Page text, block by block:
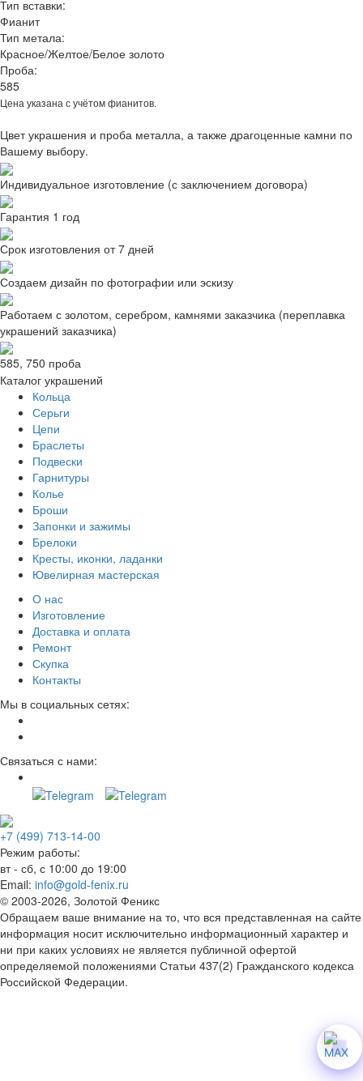
Тип вставки:
Фианит
Тип метала:
Красное/Желтое/Белое золото
Проба:
585
Цена указана с учётом фианитов.
Цвет украшения и проба металла, а также драгоценные камни по
Вашему выбору.
Индивидуальное изготовление (с заключением договора)
Гарантия 1 год
Срок изготовления от 7 дней
Создаем дизайн по фотографии или эскизу
Работаем с золотом, серебром, камнями заказчика (переплавка
украшений заказчика)
585, 750 проба
Каталог украшений
Кольца
Серьги
Цепи
Браслеты
Подвески
Гарнитуры
Колье
Броши
Запонки и зажимы
Брелоки
Кресты, иконки, ладанки
Ювелирная мастерская
О нас
Изготовление
Доставка и оплата
Ремонт
Скупка
Контакты
Мы в социальных сетях:
Связаться с нами:
+7 (499) 713-14-00
Режим работы:
вт - сб, с 10:00 до 19:00
Email: info@gold-fenix.ru
© 2003-2026, Золотой Феникс
Обращаем ваше внимание на то, что вся представленная на сайте
информация носит исключительно информационный характер и
ни при каких условиях не является публичной офертой
определяемой положениями Статьи 437(2) Гражданского кодекса
Российской Федерации.